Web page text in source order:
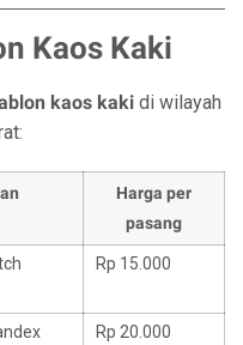
Kaos Kaki
kaos kaki di wilayah
Harga per
pasang
Rp 15.000
Rp 20.000